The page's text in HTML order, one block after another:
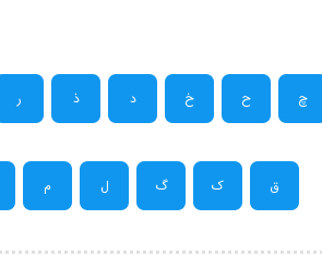
چ ح خ د ذ ر
ق ک گ ل م